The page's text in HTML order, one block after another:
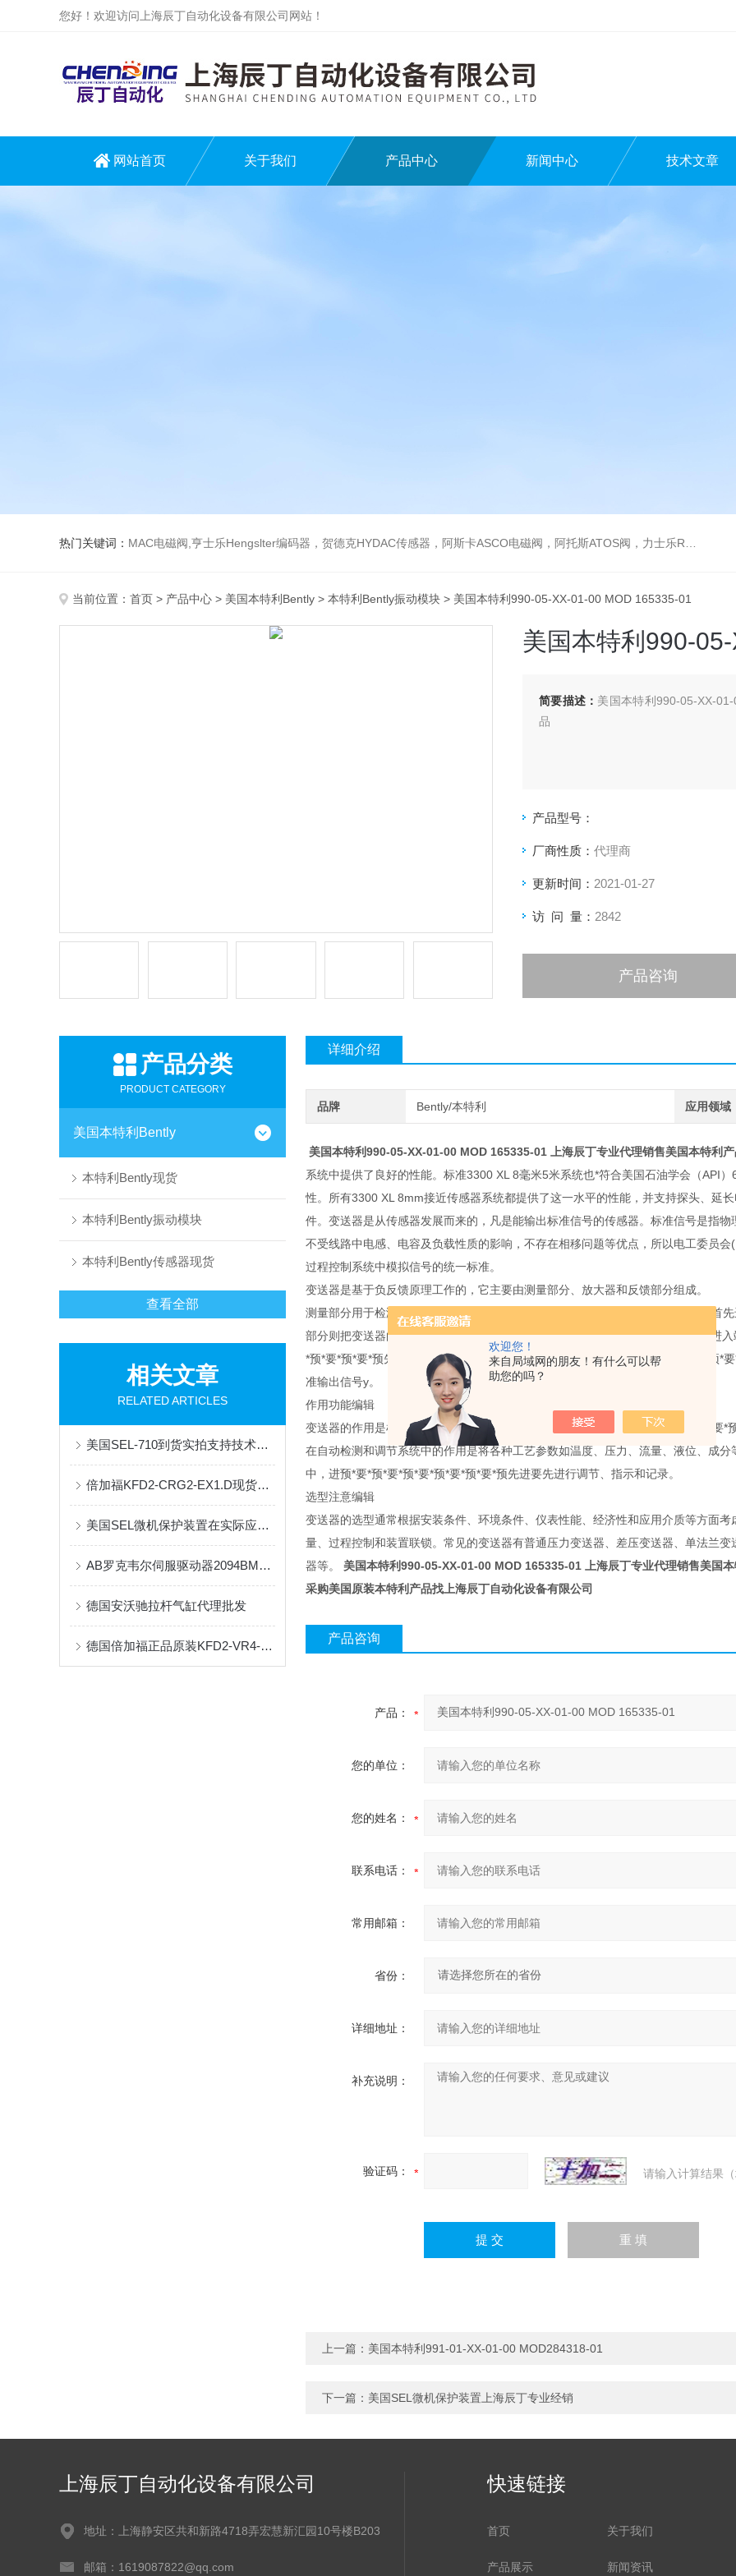
欢迎您！
来自局域网的朋友！有什么可以帮
助您的吗？
您好！欢迎访问上海辰丁自动化设备有限公司网站！
网站首页 关于我们 产品中心 新闻中心 技术文章
热门关键词： MAC电磁阀,亨士乐Hengslter编码器，贺德克HYDAC传感器，阿斯卡ASCO电磁阀，阿托斯ATOS阀，力士乐Rexroth泵，爱普EPRO传感器，穆格MOOG伺服阀，宝德BURKERT电磁阀，倍加福P F传感器
当前位置： 首页 > 产品中心 > 美国本特利Bently > 本特利Bently振动模块 > 美国本特利990-05-XX-01-00 MOD 165335-01
美国本特利990-
简要描述： 美国本特利990-05-XX-
品
产品型号：
厂商性质： 代理商
更新时间： 2021-01-27
访 问 量： 2842
产品咨询
产品分类
PRODUCT CATEGORY
美国本特利Bently
本特利Bently现货
本特利Bently振动模块
本特利Bently传感器现货
查看全部
相关文章
RELATED ARTICLES
美国SEL-710到货实拍支持技术选型
倍加福KFD2-CRG2-EX1.D现货处理
美国SEL微机保护装置在实际应用上都有哪些特点？
AB罗克韦尔伺服驱动器2094BMP5M
德国安沃驰拉杆气缸代理批发
德国倍加福正品原装KFD2-VR4-ExI.26现货
详细介绍
品牌 Bently/本特利 应用领域
美国本特利990-05-XX-01-00 MOD 165335-01 上海辰丁专业代理销售美国本特利
系统中提供了良好的性能。标准3300 XL 8毫米5米系统也*符合美国石油学会（API
性。所有3300 XL 8mm接近传感器系统都提供了这一水平的性能，并支持探头、延
件。变送器是从传感器发展而来的，凡是能输出标准信号的传感器。标准信号是指
不受线路中电感、电容及负载性质的影响，不存在相移问题等优点，所以电工委员
过程控制系统中模拟信号的统一标准。
变送器是基于负反馈原理工作的，它主要由测量部分、放大器和反馈部分组成。
测量部分用于检测被测变量x，并将其转换成能被放大器接受的输首*首*首*首*首*首
部分则把变送器的输出信号y转换成反馈信号Zf，再回送至输首*首*首*首*首*首先进
*预*要*预*要*预先进要先进行比较，其差值ε送首*首*首*首*首*首先进入放大器进预*
准输出信号y。
作用功能编辑
变送器的作用是检测工艺参数并将测量值以特定的信号形式传送出去，以便进预*要*
在自动检测和调节系统中的作用是将各种工艺参数如温度、压力、流量、液位、成
中，进预*要*预*要*预*要*预*要*预*要*预先进要先进行调节、指示和记录。
选型注意编辑
变送器的选型通常根据安装条件、环境条件、仪表性能、经济性和应用介质等方面
量、过程控制和装置联锁。常见的变送器有普通压力变送器、差压变送器、单法兰
器等。 美国本特利990-05-XX-01-00 MOD 165335-01 上海辰丁专业代理销售美国
采购美国原装本特利产品找上海辰丁自动化设备有限公司
产品咨询
产品：
您的单位：
您的姓名：
联系电话：
常用邮箱：
省份：
详细地址：
补充说明：
验证码： 请输入计算结果
上一篇： 美国本特利991-01-XX-01-00 MOD284318-01
下一篇： 美国SEL微机保护装置上海辰丁专业经销
上海辰丁自动化设备有限公司
地址：上海静安区共和新路4718弄宏慧新汇园10号楼B203
邮箱：1619087822@qq.com
快速链接
首页 关于我们
产品展示 新闻资讯